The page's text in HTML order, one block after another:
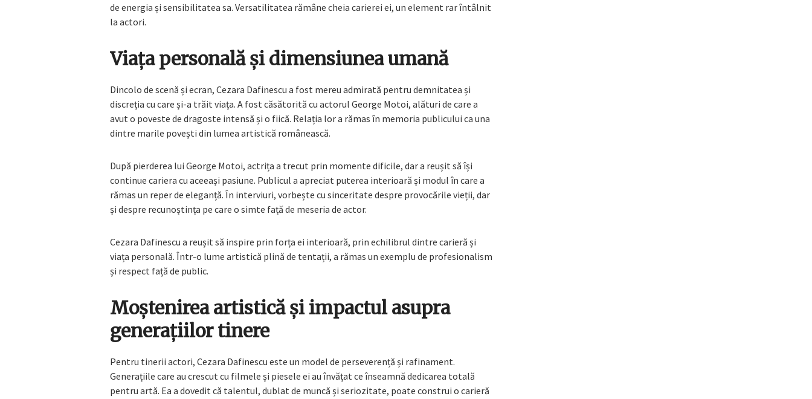
de energia și sensibilitatea sa. Versatilitatea rămâne cheia carierei ei, un element rar întâlnit
la actori.
Viața personală și dimensiunea umană
Dincolo de scenă și ecran, Cezara Dafinescu a fost mereu admirată pentru demnitatea și
discreția cu care și-a trăit viața. A fost căsătorită cu actorul George Motoi, alături de care a
avut o poveste de dragoste intensă și o fiică. Relația lor a rămas în memoria publicului ca una
dintre marile povești din lumea artistică românească.
După pierderea lui George Motoi, actrița a trecut prin momente dificile, dar a reușit să își
continue cariera cu aceeași pasiune. Publicul a apreciat puterea interioară și modul în care a
rămas un reper de eleganță. În interviuri, vorbește cu sinceritate despre provocările vieții, dar
și despre recunoștința pe care o simte față de meseria de actor.
Cezara Dafinescu a reușit să inspire prin forța ei interioară, prin echilibrul dintre carieră și
viața personală. Într-o lume artistică plină de tentații, a rămas un exemplu de profesionalism
și respect față de public.
Moștenirea artistică și impactul asupra
generațiilor tinere
Pentru tinerii actori, Cezara Dafinescu este un model de perseverență și rafinament.
Generațiile care au crescut cu filmele și piesele ei au învățat ce înseamnă dedicarea totală
pentru artă. Ea a dovedit că talentul, dublat de muncă și seriozitate, poate construi o carieră